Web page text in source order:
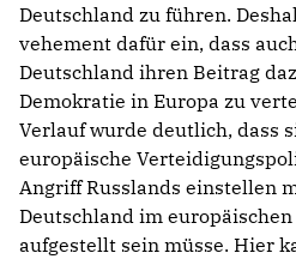
Deutschland zu führen.
vehement dafür ein, dass
Deutschland ihren Beitrag
Demokratie in Europa zu
Verlauf wurde deutlich, dass
europäische
Angriff Russlands einstellen
Deutschland im
aufgestellt sein müsse. Hier